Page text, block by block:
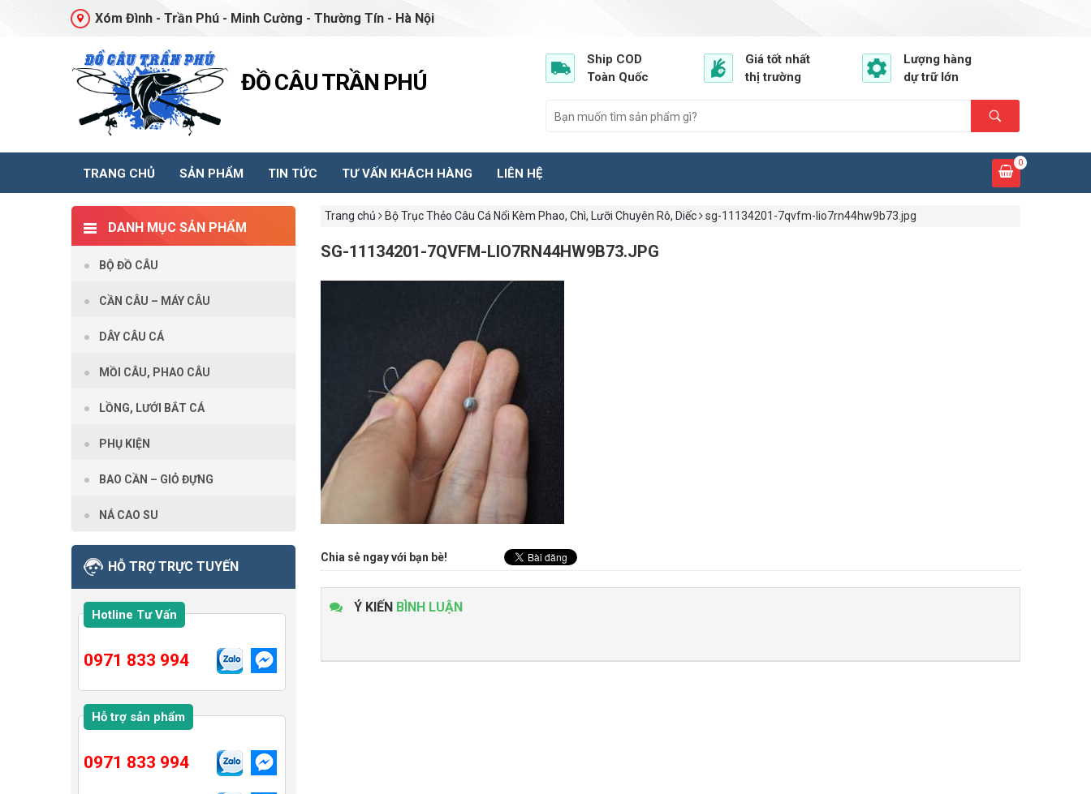
Xóm Đình - Trần Phú - Minh Cường - Thường Tín - Hà Nội
ĐỒ CÂU TRẦN PHÚ
Ship COD
Toàn Quốc
Giá tốt nhất
thị trường
Lượng hàng
dự trữ lớn
TRANG CHỦ SẢN PHẨM TIN TỨC TƯ VẤN KHÁCH HÀNG LIÊN HỆ
0
Trang chủ Bộ Trục Thẻo Câu Cá Nổi Kèm Phao, Chì, Lưỡi Chuyên Rô, Diếc sg-11134201-7qvfm-lio7rn44hw9b73.jpg
SG-11134201-7QVFM-LIO7RN44HW9B73.JPG
Chia sẻ ngay với bạn bè!
Ý KIẾN BÌNH LUẬN
DANH MỤC SẢN PHẨM
BỘ ĐỒ CÂU
CẦN CÂU – MÁY CÂU
DÂY CÂU CÁ
MỒI CÂU, PHAO CÂU
LỒNG, LƯỚI BẮT CÁ
PHỤ KIỆN
BAO CẦN – GIỎ ĐỰNG
NÁ CAO SU
HỖ TRỢ TRỰC TUYẾN
Hotline Tư Vấn
0971 833 994
Hỗ trợ sản phẩm
0971 833 994